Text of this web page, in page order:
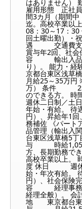
はありません
雇用形態 正社
間3カ月（期間
迄。高校卒業
08：30～17：
回土曜出勤）・
遇 交通費支給
賞与年2回、社
容 輸出入品の
り）。 能力・
京都台東区浅
月給25～35万円
万） 条件 25
のできる方
週休二日制／土
年始・有給。
円）、昇給年1
務補佐 《パー
品管理（輸出入
台東区浅草橋5
与 時給1,050
方、長期勤務
高校卒業以上
度 休日 週休二
始・年次有給
円）、社会保険
容 経理事務（
経理全般）。 会
地 東京都台東